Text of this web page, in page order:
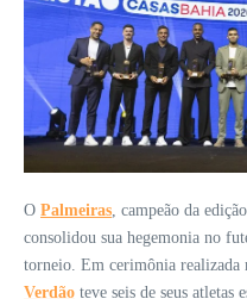
O Palmeiras, campeão da
consolidou sua hegemonia no
torneio. Em cerimônia realizada
Verdão teve seis de seus atletas